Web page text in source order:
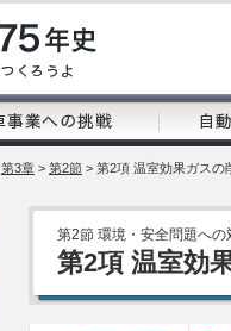
第3章 > 第2節 > 第2項 温室効果ガスの
第2節 環境・安全問題への
第2項 温室効